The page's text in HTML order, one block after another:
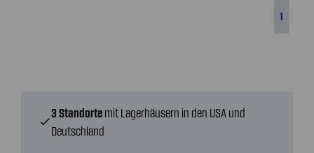
1
check
3 Standorte mit Lagerhäusern in den USA und
Deutschland